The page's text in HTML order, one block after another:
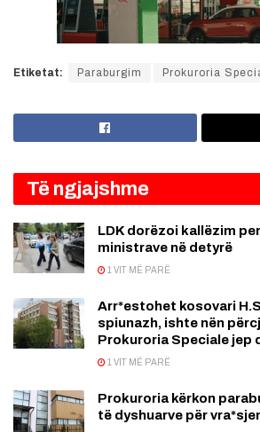
Etiketat: Paraburgim Prokuroria
Të ngjajshme
LDK dorëzoi kallëzim
ministrave në detyrë
1 VIT MË PARË
Arr*estohet kosovari
spiunazh, ishte nën
Prokuroria Speciale jep
1 VIT MË PARË
Prokuroria kërkon
të dyshuarve për